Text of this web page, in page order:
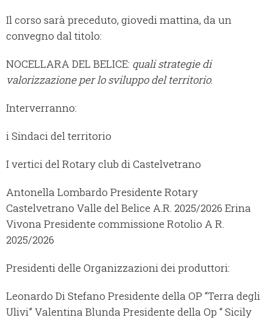
Il corso sarà preceduto, giovedi mattina, da un
convegno dal titolo:
NOCELLARA DEL BELICE: quali strategie di
valorizzazione per lo sviluppo del territorio.
Interverranno:
i Sindaci del territorio
I vertici del Rotary club di Castelvetrano
Antonella Lombardo Presidente Rotary
Castelvetrano Valle del Belice A.R. 2025/2026 Erina
Vivona Presidente commissione Rotolio A R.
2025/2026
Presidenti delle Organizzazioni dei produttori:
Leonardo Di Stefano Presidente della OP “Terra degli
Ulivi” Valentina Blunda Presidente della Op “ Sicily